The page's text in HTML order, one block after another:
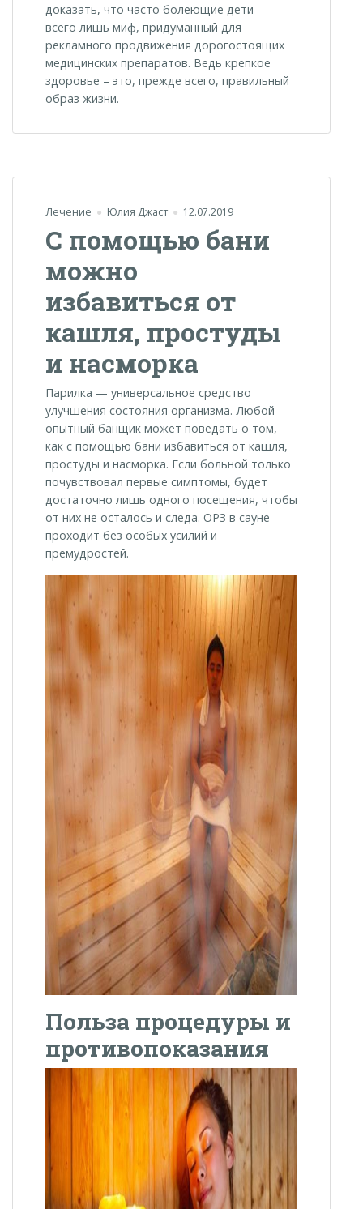
доказать, что часто болеющие дети —
всего лишь миф, придуманный для
рекламного продвижения дорогостоящих
медицинских препаратов. Ведь крепкое
здоровье – это, прежде всего, правильный
образ жизни.
Лечение Юлия Джаст 12.07.2019
С помощью бани
можно
избавиться от
кашля, простуды
и насморка
Парилка — универсальное средство
улучшения состояния организма. Любой
опытный банщик может поведать о том,
как с помощью бани избавиться от кашля,
простуды и насморка. Если больной только
почувствовал первые симптомы, будет
достаточно лишь одного посещения, чтобы
от них не осталось и следа. ОРЗ в сауне
проходит без особых усилий и
премудростей.
Польза процедуры и
противопоказания